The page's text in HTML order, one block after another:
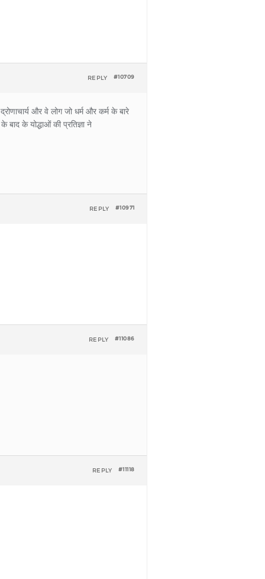
#10709
REPLY
और वे लोग जो धर्म और कर्म के बारे
के योद्धाओं की प्रतिज्ञा ने
#10971
REPLY
#11086
REPLY
#11118
REPLY